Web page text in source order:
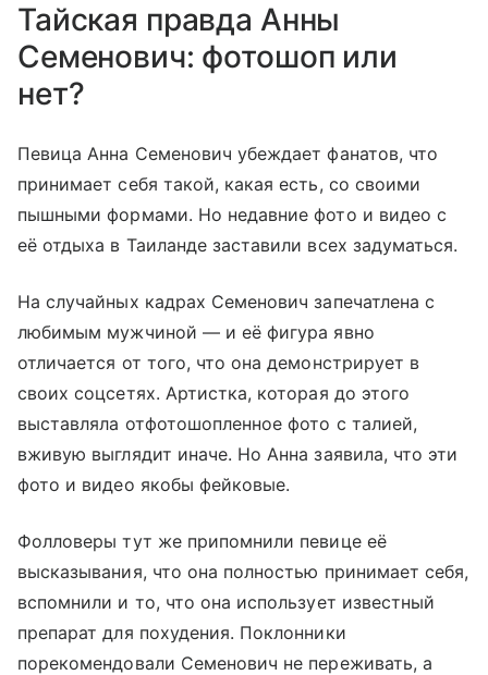
Тайская правда Анны
Семенович: фотошоп или
нет?
Певица Анна Семенович убеждает фанатов, что
принимает себя такой, какая есть, со своими
пышными формами. Но недавние фото и видео с
её отдыха в Таиланде заставили всех задуматься.
На случайных кадрах Семенович запечатлена с
любимым мужчиной — и её фигура явно
отличается от того, что она демонстрирует в
своих соцсетях. Артистка, которая до этого
выставляла отфотошопленное фото с талией,
вживую выглядит иначе. Но Анна заявила, что эти
фото и видео якобы фейковые.
Фолловеры тут же припомнили певице её
высказывания, что она полностью принимает себя,
вспомнили и то, что она использует известный
препарат для похудения. Поклонники
порекомендовали Семенович не переживать, а